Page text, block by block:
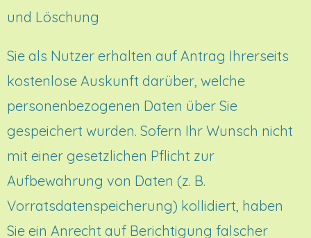
und Löschung
Sie als Nutzer erhalten auf Antrag Ihrerseits
kostenlose Auskunft darüber, welche
personenbezogenen Daten über Sie
gespeichert wurden. Sofern Ihr Wunsch nicht
mit einer gesetzlichen Pflicht zur
Aufbewahrung von Daten (z. B.
Vorratsdatenspeicherung) kollidiert, haben
Sie ein Anrecht auf Berichtigung falscher